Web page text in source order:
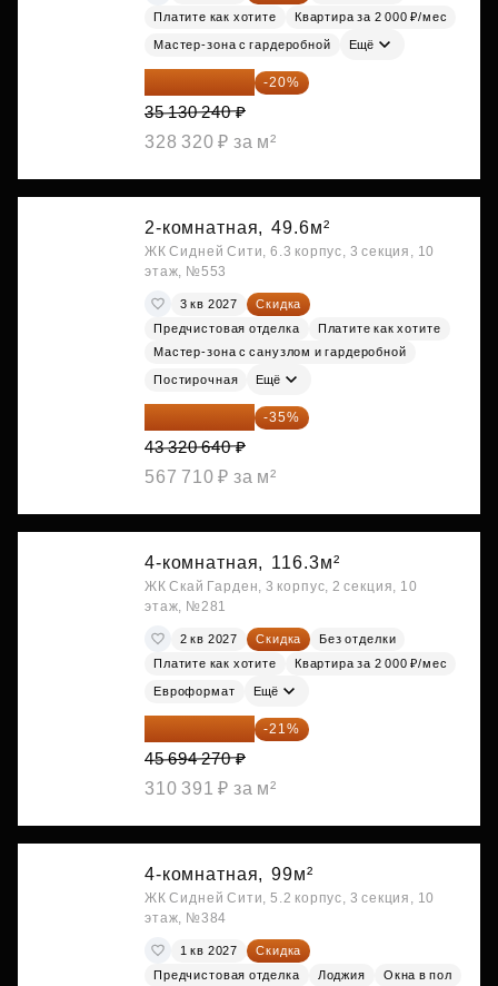
Платите как хотите Квартира за 2 000 ₽/мес
Мастер-зона с гардеробной Ещё
28 104 192 ₽ -20%
35 130 240 ₽
328 320 ₽ за м²
2-комнатная, 49.6м²
ЖК Сидней Сити, 6.3 корпус, 3 секция, 10
этаж, №553
3 кв 2027
Скидка
Предчистовая отделка
Платите как хотите
Мастер-зона с санузлом и гардеробной
Постирочная Ещё
28 158 416 ₽ -35%
43 320 640 ₽
567 710 ₽ за м²
4-комнатная, 116.3м²
ЖК Скай Гарден, 3 корпус, 2 секция, 10
этаж, №281
2 кв 2027 Скидка
Без отделки
Платите как хотите
Квартира за 2 000 ₽/мес
Евроформат Ещё
36 098 473 ₽ -21%
45 694 270 ₽
310 391 ₽ за м²
4-комнатная, 99м²
ЖК Сидней Сити, 5.2 корпус, 3 секция, 10
этаж, №384
1 кв 2027
Скидка
Предчистовая отделка
Лоджия Окна в пол